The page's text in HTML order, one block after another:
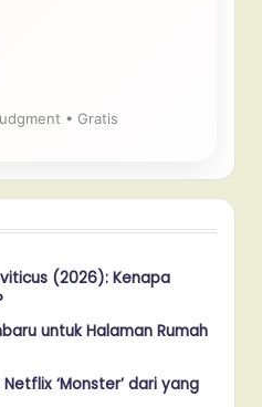
• Gratis
(2026): Kenapa
untuk Halaman Rumah
‘Monster’ dari yang